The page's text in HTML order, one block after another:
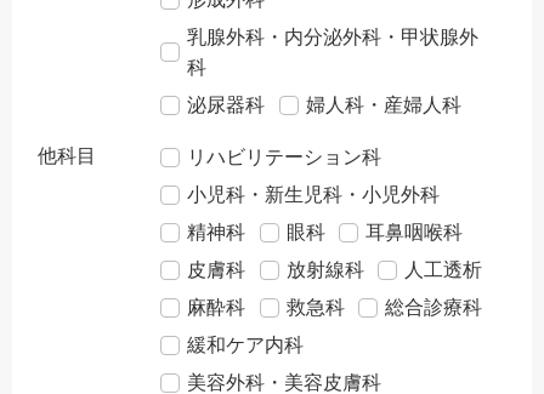
乳腺外科・内分泌外科・甲状腺外
科
泌尿器科
婦人科・産婦人科
他科目
リハビリテーション科
小児科・新生児科・小児外科
精神科
眼科
耳鼻咽喉科
皮膚科
放射線科
人工透析
麻酔科
救急科
総合診療科
緩和ケア内科
美容外科・美容皮膚科